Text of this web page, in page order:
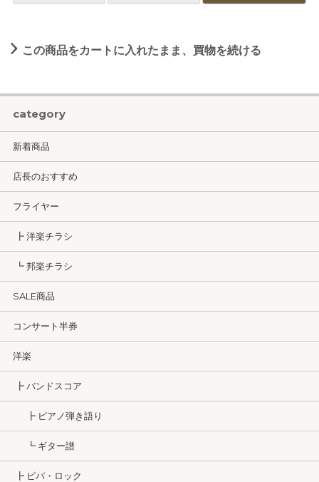
この商品をカートに入れたまま、買物を続ける
category
新着商品
店長のおすすめ
フライヤー
┣ 洋楽チラシ
┗ 邦楽チラシ
SALE商品
コンサート半券
洋楽
┣ バンドスコア
┣ ピアノ弾き語り
┗ ギター譜
┣ ビバ・ロック